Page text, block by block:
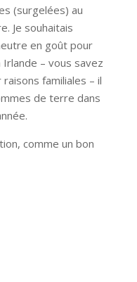
(surgelées) au
Je souhaitais
en goût pour
Irlande – vous savez
familiales – il
de terre dans
comme un bon